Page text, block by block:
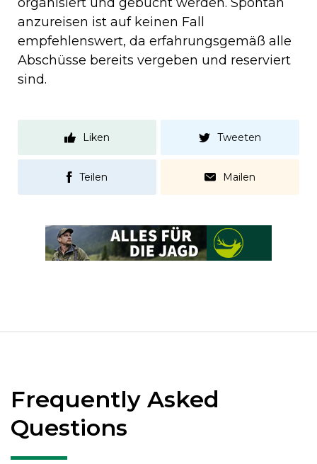
anzureisen ist auf keinen Fall
empfehlenswert, da erfahrungsgemäß alle
Abschüsse bereits vergeben und reserviert
sind.
Liken Tweeten
Teilen Mailen
Frequently Asked
Questions